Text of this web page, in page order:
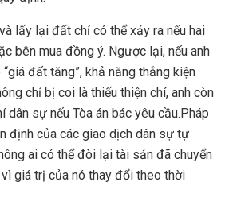
lấy lại đất chỉ có thể xảy ra nếu hai
bên mua đồng ý. Ngược lại, nếu anh
đất tăng”, khả năng thắng kiện
chỉ bị coi là thiếu thiện chí, anh còn
dân sự nếu Tòa án bác yêu cầu.Pháp
định của các giao dịch dân sự tự
ai có thể đòi lại tài sản đã chuyển
giá trị của nó thay đổi theo thời